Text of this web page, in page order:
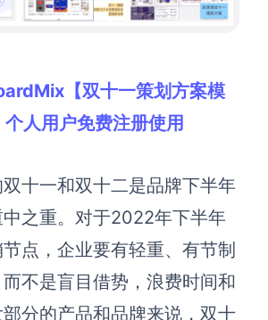
提升团队协作效率
请试用
团队协作和管理需求
【双十一策划方案模
个人用户免费注册使用
十一和双十二是品牌下半年
之重。对于2022年下半年
点，企业要有轻重、有节制
不是盲目借势，浪费时间和
分的产品和品牌来说，双十